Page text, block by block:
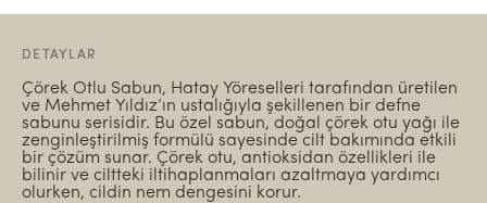
DETAYLAR
Çörek Otlu Sabun, Hatay Yöreselleri tarafından üretilen
ve Mehmet Yıldız’ın ustalığıyla şekillenen bir defne
sabunu serisidir. Bu özel sabun, doğal çörek otu yağı ile
zenginleştirilmiş formülü sayesinde cilt bakımında etkili
bir çözüm sunar. Çörek otu, antioksidan özellikleri ile
bilinir ve ciltteki iltihaplanmaları azaltmaya yardımcı
olurken, cildin nem dengesini korur.